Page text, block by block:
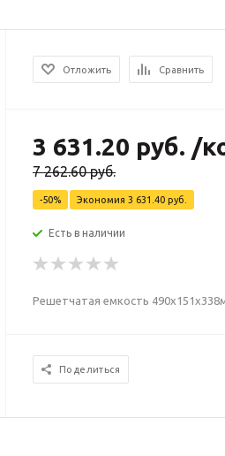
Отложить Сравнить
3 631.20 руб. /
7 262.60руб.
-50% Экономия3 631.40 руб.
Есть в наличии
Решетчатая емкость
Поделиться